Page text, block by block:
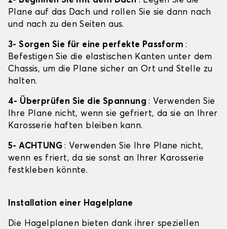
Plane auf das Dach und rollen Sie sie dann nach
und nach zu den Seiten aus.
3- Sorgen Sie für eine perfekte Passform:
Befestigen Sie die elastischen Kanten unter dem
Chassis, um die Plane sicher an Ort und Stelle zu
halten.
4- Überprüfen Sie die Spannung: Verwenden Sie
Ihre Plane nicht, wenn sie gefriert, da sie an Ihrer
Karosserie haften bleiben kann.
5- ACHTUNG: Verwenden Sie Ihre Plane nicht,
wenn es friert, da sie sonst an Ihrer Karosserie
festkleben könnte.
Installation einer Hagelplane
Die Hagelplanen bieten dank ihrer speziellen